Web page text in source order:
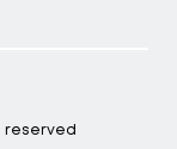
reserved